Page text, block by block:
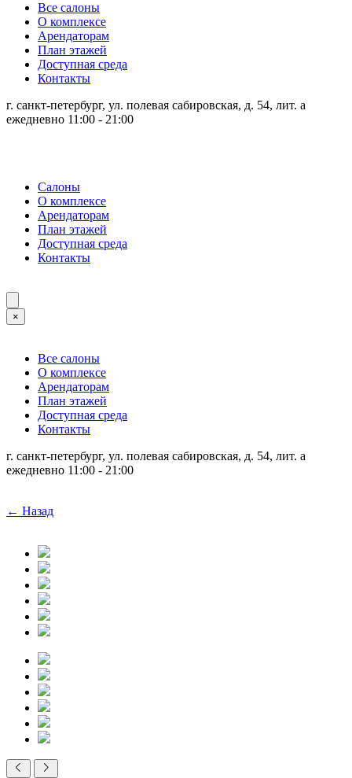
Все салоны
О комплексе
Арендаторам
План этажей
Доступная среда
Контакты
г. санкт-петербург, ул. полевая сабировская, д. 54, лит. а
ежедневно 11:00 - 21:00
Салоны
О комплексе
Арендаторам
План этажей
Доступная среда
Контакты
×
Все салоны
О комплексе
Арендаторам
План этажей
Доступная среда
Контакты
г. санкт-петербург, ул. полевая сабировская, д. 54, лит. а
ежедневно 11:00 - 21:00
← Назад